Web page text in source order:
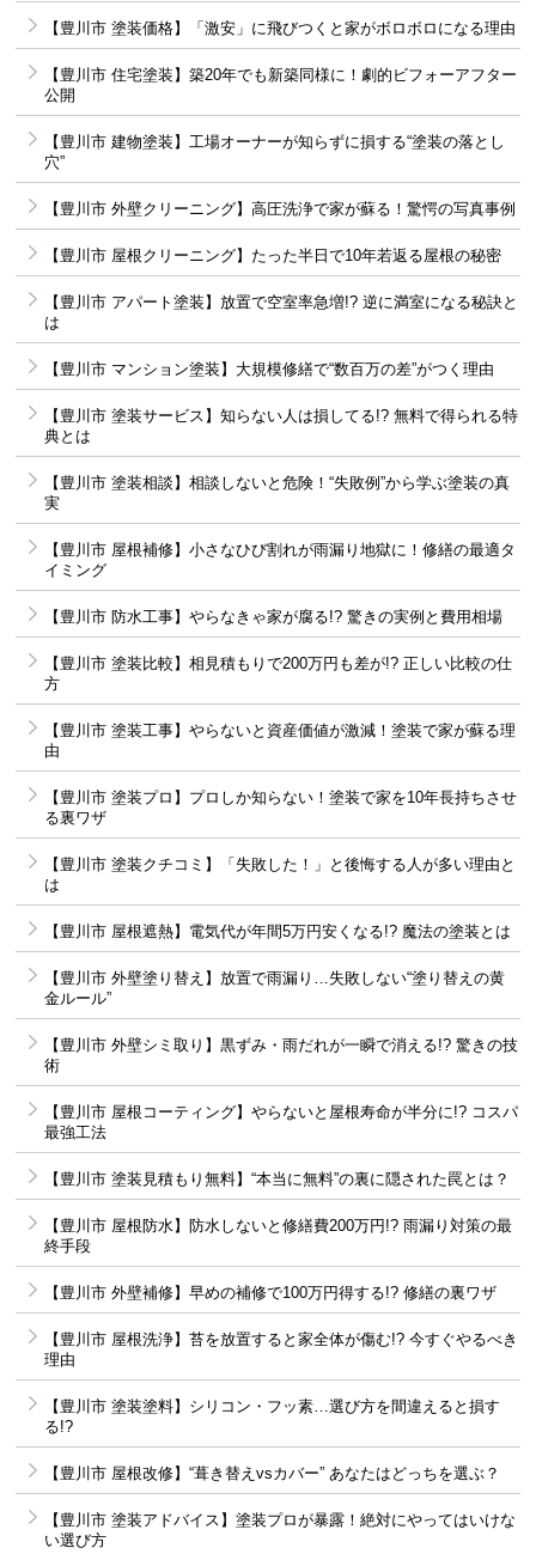
【豊川市 塗装価格】「激安」に飛びつくと家がボロボロになる理由
【豊川市 住宅塗装】築20年でも新築同様に！劇的ビフォーアフター
公開
【豊川市 建物塗装】工場オーナーが知らずに損する“塗装の落とし
穴”
【豊川市 外壁クリーニング】高圧洗浄で家が蘇る！驚愕の写真事例
【豊川市 屋根クリーニング】たった半日で10年若返る屋根の秘密
【豊川市 アパート塗装】放置で空室率急増!? 逆に満室になる秘訣と
は
【豊川市 マンション塗装】大規模修繕で“数百万の差”がつく理由
【豊川市 塗装サービス】知らない人は損してる!? 無料で得られる特
典とは
【豊川市 塗装相談】相談しないと危険！“失敗例”から学ぶ塗装の真
実
【豊川市 屋根補修】小さなひび割れが雨漏り地獄に！修繕の最適タ
イミング
【豊川市 防水工事】やらなきゃ家が腐る!? 驚きの実例と費用相場
【豊川市 塗装比較】相見積もりで200万円も差が!? 正しい比較の仕
方
【豊川市 塗装工事】やらないと資産価値が激減！塗装で家が蘇る理
由
【豊川市 塗装プロ】プロしか知らない！塗装で家を10年長持ちさせ
る裏ワザ
【豊川市 塗装クチコミ】「失敗した！」と後悔する人が多い理由と
は
【豊川市 屋根遮熱】電気代が年間5万円安くなる!? 魔法の塗装とは
【豊川市 外壁塗り替え】放置で雨漏り…失敗しない“塗り替えの黄
金ルール”
【豊川市 外壁シミ取り】黒ずみ・雨だれが一瞬で消える!? 驚きの技
術
【豊川市 屋根コーティング】やらないと屋根寿命が半分に!? コスパ
最強工法
【豊川市 塗装見積もり無料】“本当に無料”の裏に隠された罠とは？
【豊川市 屋根防水】防水しないと修繕費200万円!? 雨漏り対策の最
終手段
【豊川市 外壁補修】早めの補修で100万円得する!? 修繕の裏ワザ
【豊川市 屋根洗浄】苔を放置すると家全体が傷む!? 今すぐやるべき
理由
【豊川市 塗装塗料】シリコン・フッ素…選び方を間違えると損す
る!?
【豊川市 屋根改修】“葺き替えvsカバー” あなたはどっちを選ぶ？
【豊川市 塗装アドバイス】塗装プロが暴露！絶対にやってはいけな
い選び方